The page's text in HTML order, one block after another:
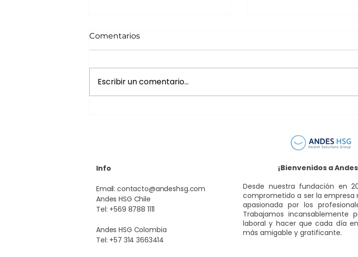
sociales en el mundo
Comentarios
Escribir un comentario...
Info
Email:contacto@andeshsg.com
Andes HSG Chile
Tel: +569 8788 1111
Andes HSG Colombia
Tel: +57 314 3663414
¡Bienvenidos a Andes
Desde nuestra fundación en
comprometido a ser la empresa
apasionada por los
Trabajamos incansablemente
laboral y hacer que cada día
más amigable y gratificante.